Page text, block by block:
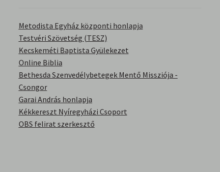
Kitekintés
Könyvtár
Család-Házasság
Életrajzok-Regények
Metodista Egyház központi honlapja
Testvéri Szövetség (TESZ)
Kecskeméti Baptista Gyülekezet
Online Biblia
Bethesda Szenvedélybetegek Mentő Missziója -
Csongor
Garai András honlapja
Kékkereszt Nyíregyházi Csoport
OBS felirat szerkesztő